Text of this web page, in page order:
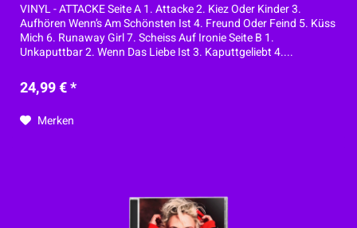
VINYL - ATTACKE Seite A 1. Attacke 2. Kiez Oder Kinder 3.
Aufhören Wenn’s Am Schönsten Ist 4. Freund Oder Feind 5. Küss
Mich 6. Runaway Girl 7. Scheiss Auf Ironie Seite B 1.
Unkaputtbar 2. Wenn Das Liebe Ist 3. Kaputtgeliebt 4....
24,99 € *
Merken